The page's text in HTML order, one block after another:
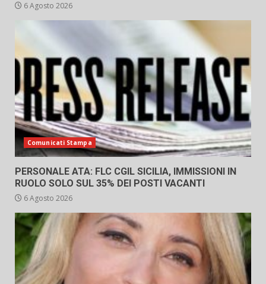
6 Agosto 2026
Comunicati Stampa
PERSONALE ATA: FLC CGIL SICILIA, IMMISSIONI IN
RUOLO SOLO SUL 35% DEI POSTI VACANTI
6 Agosto 2026